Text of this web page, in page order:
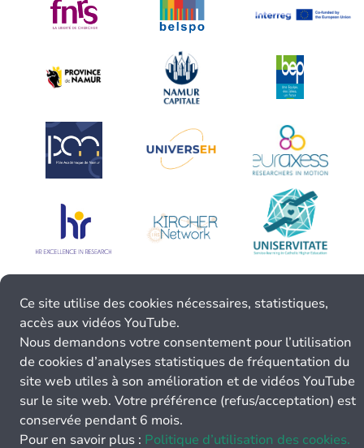
Ce site utilise des cookies nécessaires, statistiques,
accès aux vidéos YouTube.
Nous demandons votre consentement pour l’utilisation
de cookies d’analyses statistiques de fréquentation du
site web utiles à son amélioration et de vidéos YouTube
sur le site web. Votre préférence (refus/acceptation) est
conservée pendant 6 mois.
Pour en savoir plus : Politique d’utilisation des cookies.